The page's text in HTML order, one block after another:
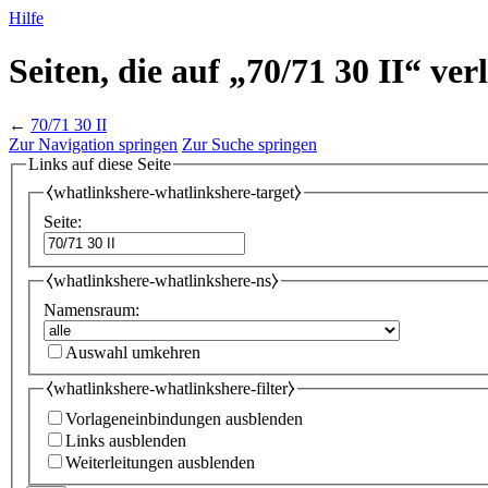
Hilfe
Seiten, die auf „70/71 30 II“
← 70/71 30 II
Zur Navigation springen Zur Suche springen
Links auf diese Seite
⧼whatlinkshere-whatlinkshere-target⧽
Seite:
⧼whatlinkshere-whatlinkshere-ns⧽
Namensraum:
Auswahl umkehren
⧼whatlinkshere-whatlinkshere-filter⧽
Vorlageneinbindungen ausblenden
Links ausblenden
Weiterleitungen ausblenden